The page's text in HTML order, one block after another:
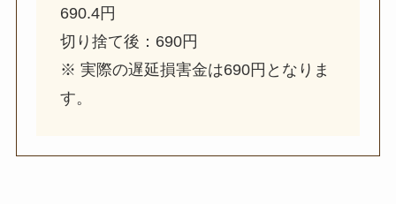
690.4円
切り捨て後：690円
※ 実際の遅延損害金は690円となりま
す。